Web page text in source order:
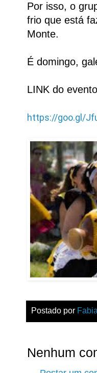
Por isso, o
frio que está
Monte.
É domingo,
LINK do evento
https://goo.gl/
Postado por
Nenhum